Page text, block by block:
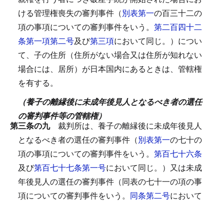
ける管理権喪失の審判事件（別表第一の百三十二の
項の事項についての審判事件をいう。 第二百四十二
条第一項第二号及び第三項において同じ。）につい
て、子の住所（住所がない場合又は住所が知れない
場合には、居所）が日本国内にあるときは、管轄権
を有する。
（養子の離縁後に未成年後見人となるべき者の選任
の審判事件等の管轄権）
第三条の九 裁判所は、養子の離縁後に未成年後見人
となるべき者の選任の審判事件（別表第一の七十の
項の事項についての審判事件をいう。 第百七十六条
及び第百七十七条第一号において同じ。）又は未成
年後見人の選任の審判事件（同表の七十一の項の事
項についての審判事件をいう。 同条第二号において